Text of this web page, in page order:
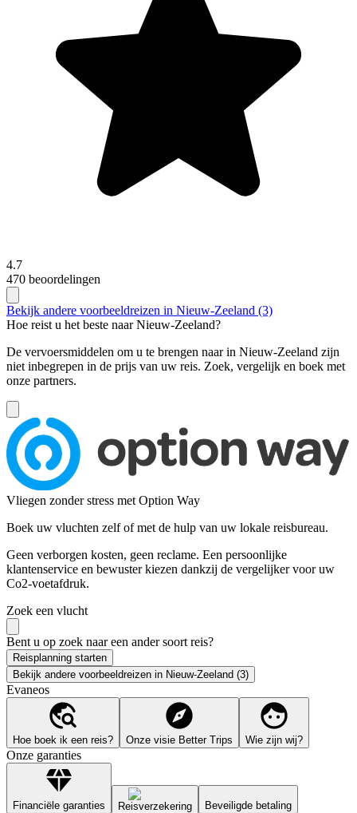
4.7
470 beoordelingen
Bekijk andere voorbeeldreizen in Nieuw-Zeeland (3)
Hoe reist u het beste naar Nieuw-Zeeland?
De vervoersmiddelen om u te brengen naar in Nieuw-Zeeland zijn
niet inbegrepen in de prijs van uw reis. Zoek, vergelijk en boek met
onze partners.
Vliegen zonder stress met Option Way
Boek uw vluchten zelf of met de hulp van uw lokale reisbureau.
Geen verborgen kosten, geen reclame. Een persoonlijke
klantenservice en bewuster kiezen dankzij de vergelijker voor uw
Co2-voetafdruk.
Zoek een vlucht
Bent u op zoek naar een ander soort reis?
Reisplanning starten
Bekijk andere voorbeeldreizen in Nieuw-Zeeland (3)
Evaneos
Hoe boek ik een reis? Onze visie Better Trips Wie zijn wij?
Onze garanties
Financiële garanties Reisverzekering Beveiligde betaling